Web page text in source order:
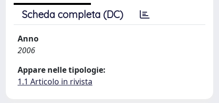
Scheda completa (DC)
Anno
2006
Appare nelle tipologie:
1.1 Articolo in rivista